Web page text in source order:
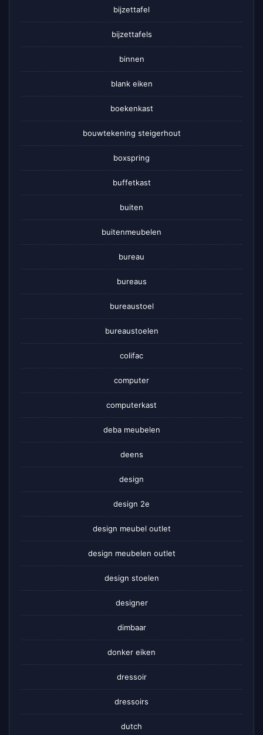
bijzettafel
bijzettafels
binnen
blank eiken
boekenkast
bouwtekening steigerhout
boxspring
buffetkast
buiten
buitenmeubelen
bureau
bureaus
bureaustoel
bureaustoelen
colifac
computer
computerkast
deba meubelen
deens
design
design 2e
design meubel outlet
design meubelen outlet
design stoelen
designer
dimbaar
donker eiken
dressoir
dressoirs
dutch